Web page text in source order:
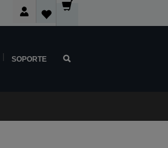
SOPORTE